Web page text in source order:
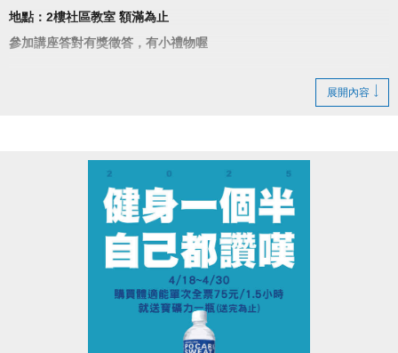
地點：2樓社區教室 額滿為止
參加講座答對有獎徵答，有小禮物喔
展開內容